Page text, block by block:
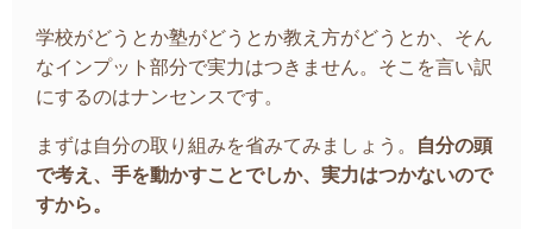
学校がどうとか塾がどうとか教え方がどうとか、そん
なインプット部分で実力はつきません。そこを言い訳
にするのはナンセンスです。
まずは自分の取り組みを省みてみましょう。
自分の頭
で考え、手を動かすことでしか、実力はつかないので
すから。